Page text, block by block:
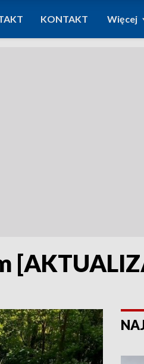
KONTAKT Więcej